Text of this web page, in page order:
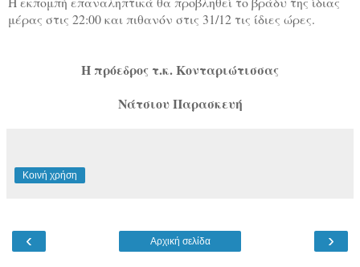
μέρας στις 22:00 και πιθανόν στις 31/12 τις ίδιες ώρες.
Η πρόεδρος τ.κ. Κονταριώτισσας
Νάτσιου Παρασκευή
Κοινή χρήση
‹ ›
Αρχική σελίδα